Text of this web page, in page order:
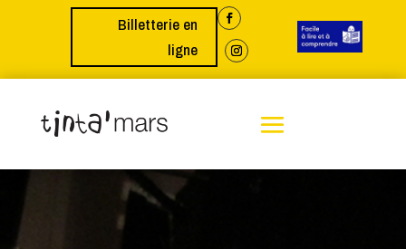
Billetterie en
ligne